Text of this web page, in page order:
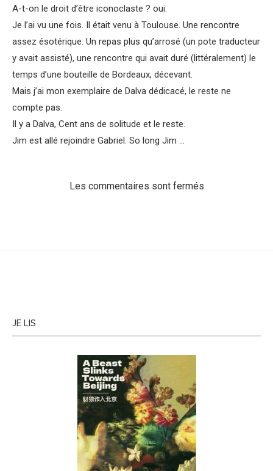
A-t-on le droit d’être iconoclaste ? oui.
Je l’ai vu une fois. Il était venu à Toulouse. Une rencontre
assez ésotérique. Un repas plus qu’arrosé (un pote traducteur
y avait assisté), une rencontre qui avait duré (littéralement) le
temps d’une bouteille de Bordeaux, décevant.
Mais j’ai mon exemplaire de Dalva dédicacé, le reste ne
compte pas.
Il y a Dalva, Cent ans de solitude et le reste.
Jim est allé rejoindre Gabriel. So long Jim …
Les commentaires sont fermés
JE LIS